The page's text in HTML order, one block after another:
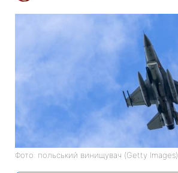
Фото: польський винищувач (Getty Images)